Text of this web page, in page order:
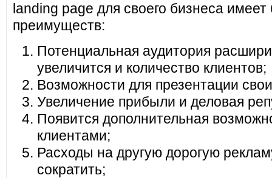
landing page для своего бизнеса
преимуществ:
Потенциальная аудитория
увеличится и количество клиентов;
Возможности для презентации
Увеличение прибыли и деловая
Появится дополнительная
клиентами;
Расходы на другую дорогую
сократить;